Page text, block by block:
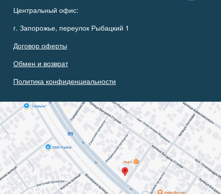
Центральный офис:
г. Запорожье, переулок Рыбацкий 1
Договор оферты
Обмен и возврат
Политика конфиденциальности